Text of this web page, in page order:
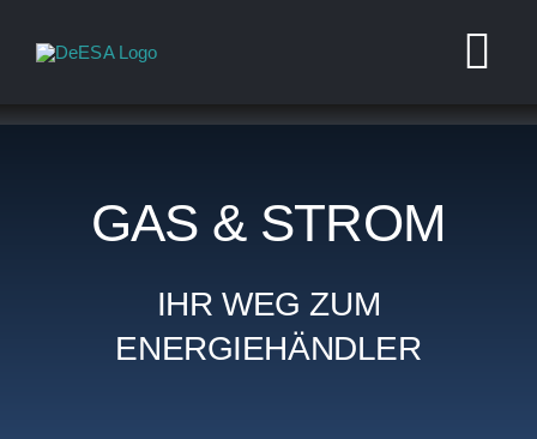
Inhalt
DeESA
GAS & STROM
IHR WEG ZUM
ENERGIEHÄNDLER